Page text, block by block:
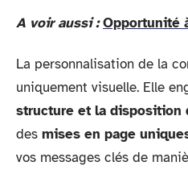
A voir aussi : Opportunité
La personnalisation de la
uniquement visuelle. Elle
structure et la disposition
des mises en page
vos messages clés de